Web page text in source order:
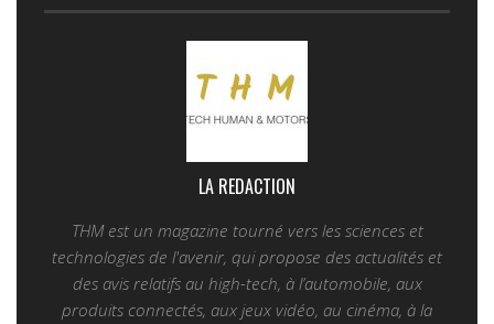
LA REDACTION
THM est un magazine tourné vers les sciences et
technologies de l'avenir, qui propose des actualités et
des avis relatifs au high-tech, à l’automobile, aux
produits connectés, aux jeux vidéo, au cinéma, à la